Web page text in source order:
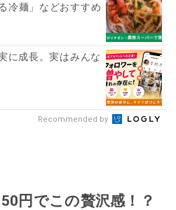
冷麺」などおすすめ
に成長。実はみんな
Recommended by
円でこの贅沢感！？